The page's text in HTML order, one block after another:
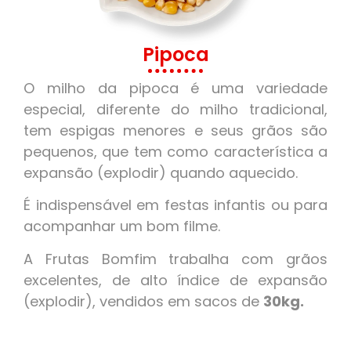
Pipoca
O milho da pipoca é uma variedade
especial, diferente do milho tradicional,
tem espigas menores e seus grãos são
pequenos, que tem como característica a
expansão (explodir) quando aquecido.
É indispensável em festas infantis ou para
acompanhar um bom filme.
A Frutas Bomfim trabalha com grãos
excelentes, de alto índice de expansão
(explodir), vendidos em sacos de 30kg.